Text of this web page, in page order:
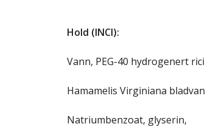
Hold (INCI):
Vann, PEG-40 hydrogenert
Hamamelis Virginiana
Natriumbenzoat, glyserin,